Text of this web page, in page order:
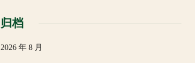
归档
2026 年 8 月